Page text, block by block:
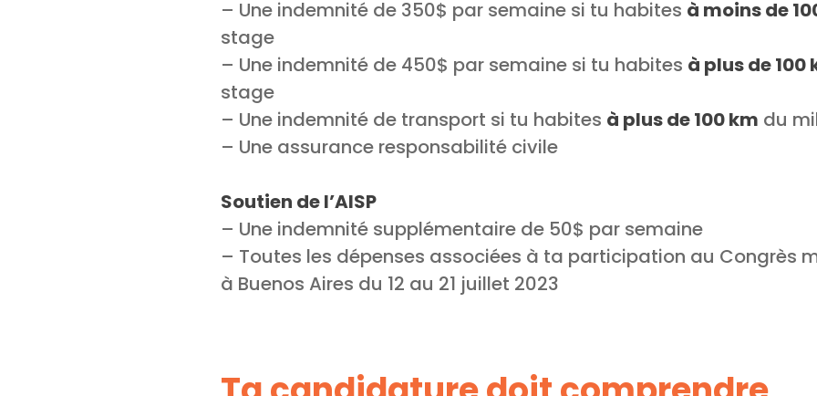
– Une indemnité de 350$ par semaine si tu habites à moins de
stage
– Une indemnité de 450$ par semaine si tu habites à plus de 100
stage
– Une indemnité de transport si tu habites à plus de 100 km du
– Une assurance responsabilité civile
Soutien de l’AISP
– Une indemnité supplémentaire de 50$ par semaine
– Toutes les dépenses associées à ta participation au Congrès
à Buenos Aires du 12 au 21 juillet 2023